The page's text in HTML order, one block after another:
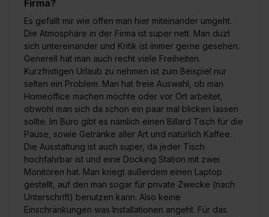
Firma?
Es gefällt mir wie offen man hier miteinander umgeht.
Die Atmosphäre in der Firma ist super nett. Man duzt
sich untereinander und Kritik ist immer gerne gesehen.
Generell hat man auch recht viele Freiheiten.
Kurzfristigen Urlaub zu nehmen ist zum Beispiel nur
selten ein Problem. Man hat freie Auswahl, ob man
Homeoffice machen möchte oder vor Ort arbeitet,
obwohl man sich da schon ein paar mal blicken lassen
sollte. Im Büro gibt es nämlich einen Billard Tisch für die
Pause, sowie Getränke aller Art und natürlich Kaffee.
Die Ausstattung ist auch super, da jeder Tisch
hochfahrbar ist und eine Docking Station mit zwei
Monitoren hat. Man kriegt außerdem einen Laptop
gestellt, auf den man sogar für private Zwecke (nach
Unterschrift) benutzen kann. Also keine
Einschränkungen was Installationen angeht. Für das